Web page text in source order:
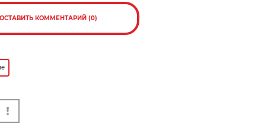
ОСТАВИТЬ КОММЕНТАРИЙ (0)